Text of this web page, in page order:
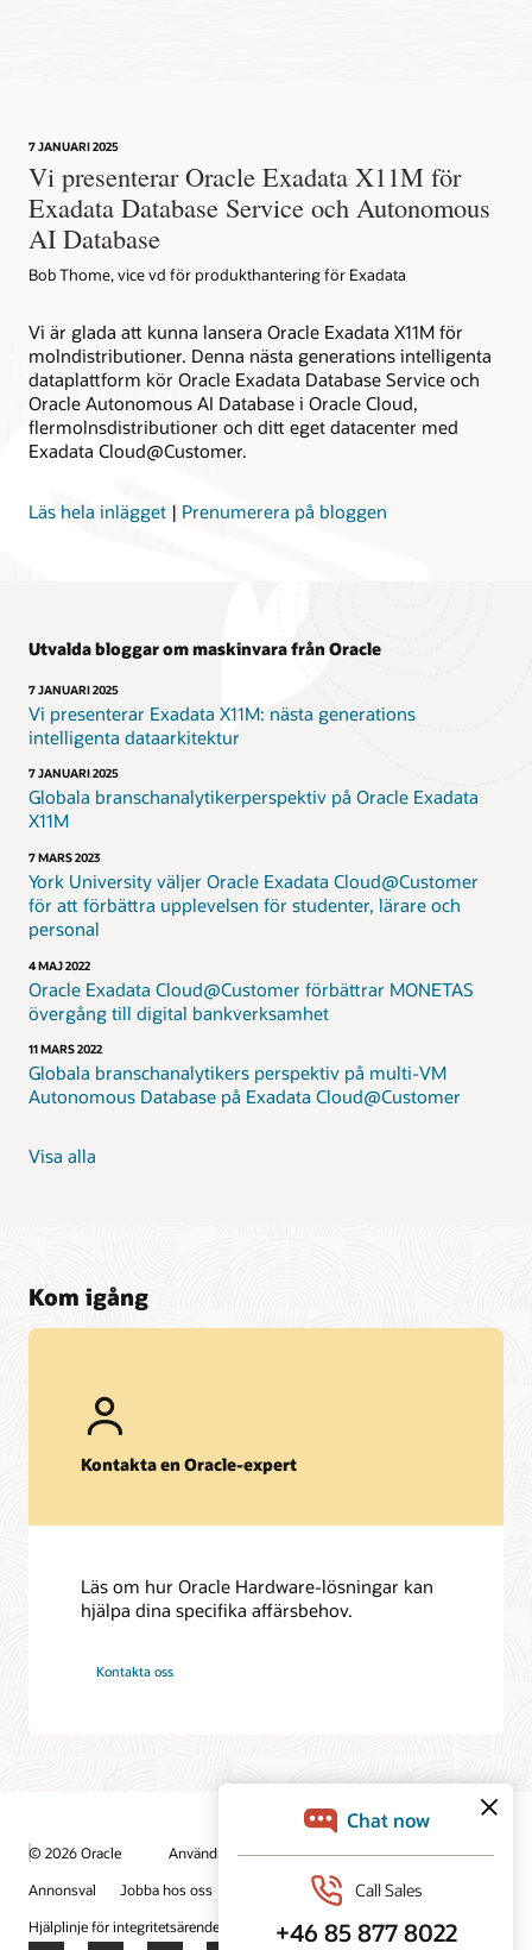
7 JANUARI 2025
Vi presenterar Oracle Exadata X11M för
Exadata Database Service och Autonomous
AI Database
Bob Thome, vice vd för produkthantering för Exadata
Vi är glada att kunna lansera Oracle Exadata X11M för
molndistributioner. Denna nästa generations intelligenta
dataplattform kör Oracle Exadata Database Service och
Oracle Autonomous AI Database i Oracle Cloud,
flermolnsdistributioner och ditt eget datacenter med
Exadata Cloud@Customer.
Läs hela inlägget | Prenumerera på bloggen
Utvalda bloggar om maskinvara från Oracle
7 JANUARI 2025
Vi presenterar Exadata X11M: nästa generations
intelligenta dataarkitektur
7 JANUARI 2025
Globala branschanalytikerperspektiv på Oracle Exadata
X11M
7 MARS 2023
York University väljer Oracle Exadata Cloud@Customer
för att förbättra upplevelsen för studenter, lärare och
personal
4 MAJ 2022
Oracle Exadata Cloud@Customer förbättrar MONETAS
övergång till digital bankverksamhet
11 MARS 2022
Globala branschanalytikers perspektiv på multi-VM
Autonomous Database på Exadata Cloud@Customer
Visa alla
Kom igång
Kontakta en Oracle-expert
Läs om hur Oracle Hardware-lösningar kan
hjälpa dina specifika affärsbehov.
Kontakta oss
© 2026 Oracle
Användningsvillkor och sekretess
Annonsval
Jobba hos oss
Prenumerera på e-post
Hjälplinje för integritetsärenden
Kontakta oss